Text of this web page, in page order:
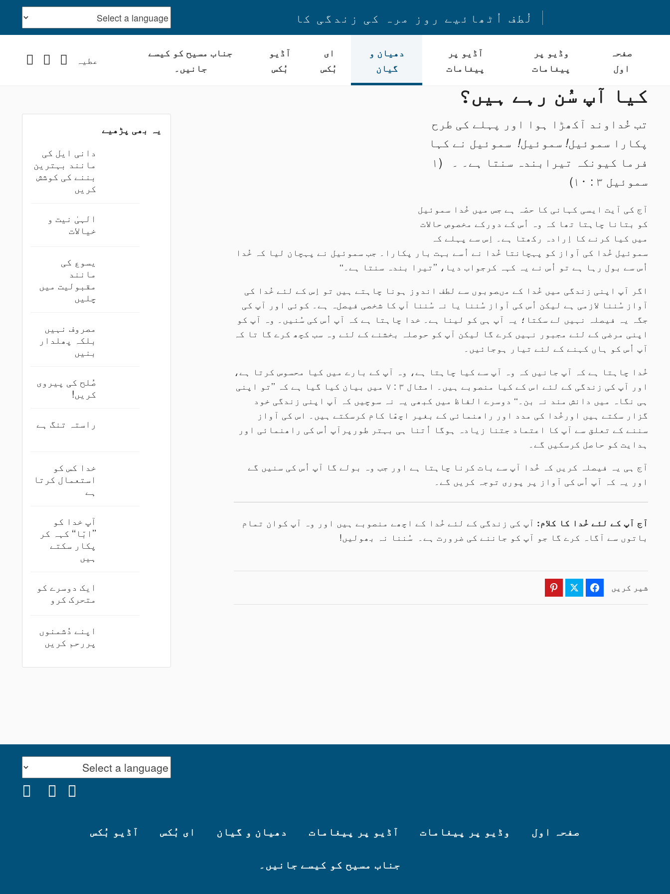
لُطف اُٹھائیے روز مرہ کی زندگی کا
صفحہ
اول
وڈیو پر
پیغامات
آڈیو پر
پیغامات
دھیان و
گیان
ای
بُکس
آڈیو
بُکس
جناب مسیح کو کیسے
جانیں۔
عطیہ Facebook
YouTube
کیا آپ سُن رہے ہیں؟
تب خُداوند آکھڑا ہوا اور پہلے کی طرح
پکارا سموئیل! سموئیل! سموئیل نے کہا
فرما کیونکہ تیرابندہ سنتا ہے۔ ۔ (۱
سموئیل ۳ : ۱۰)
آج کی آیت ایسی کہانی کا حصّہ ہے جس میں خُدا سموئیل
کو بتانا چاہتا تھا کہ وہ اُس کے دورکے مخصوص حالات
میں کیا کرنے کا اِرادہ رکھتا ہے۔ اِس سے پہلے کہ
سموئیل خُدا کی آواز کو پہچانتا خُدا نے اُسے بہت بار پکارا۔ جب سموئیل نے پہچان لیا کہ خُدا
اُس سے بول رہا ہے تو اُس نے یہ کہہ کرجواب دیا، ’’تیرا بندہ سنتا ہے۔‘‘
اگر آپ اپنی زندگی میں خُدا کے مںصوبوں سے لطف اندوز ہونا چاہتے ہیں تو اِس کے لئے خُدا کی
آواز سُننا لازمی ہے لیکن اُس کی آواز سُننا یا نہ سُننا آپ کا شخصی فیصلہ ہے۔ کوئی اور آپ کی
جگہ یہ فیصلہ نہیں لے سکتا؛ یہ آپ ہی کو لینا ہے۔ خدا چاہتا ہے کہ آپ اُس کی سُنیں۔ وہ آپ کو
اپنی مرضی کے لئے مجبور نہیں کرے گا لیکن آپ کو حوصلہ بخشنے کے لئے وہ سب کچھ کرے گا تا کہ
آپ اُس کو ہاں کہنے کے لئے تیار ہوجائیں۔
خُدا چاہتا ہے کہ آپ جانیں کہ وہ آپ سے کیا چاہتا ہے، وہ آپ کے بارے میں کیا محسوس کرتا ہے،
اور آپ کی زندگی کے لئے اس کے کیا منصوبے ہیں۔ امثال ۳ : ۷ میں بیان کیا گیا ہے کہ ’’تو اپنی
ہی نگاہ میں دانش مند نہ بن۔‘‘ دوسرے الفاظ میں کبھی یہ نہ سوچیں کہ آپ اپنی زندگی خود
گزار سکتے ہیں اورخُدا کی مدد اور راھنمائی کے بغیر اچھّا کام کرسکتے ہیں۔ اس کی آواز
سننے کے تعلق سے آپ کا اعتماد جتنا زیادہ ہوگا اُتنا ہی بہتر طورپرآپ اُس کی راھنمائی اور
ہدایت کو حاصل کرسکیں گے۔
آج ہی یہ فیصلہ کریں کہ خُدا آپ سے بات کرنا چاہتا ہے اور جب وہ بولے گا آپ اُس کی سنیں گے
اور یہ کہ آپ اُس کی آواز پر پوری توجہ کریں گے۔
آج آپ کے لئے خُدا کا کلام: آپ کی زندگی کے لئے خُدا کے اچھے منصوبے ہیں اور وہ آپ کوان تمام
باتوں سے آگاہ کرے گا جو آپ کو جاننے کی ضرورت ہے۔ سُننا نہ بھولیں!
شیر کریں Facebook
Twitter
یہ بھی پڑھیے
دانی ایل کی
مانند بہترین
بننے کی کوشش
کریں
الہیٰ نیت و
خیالات
یسوع کی
مانند
مقبولیت میں
چلیں
مصروف نہیں
بلکہ پھلدار
بنیں
صُلح کی پیروی
کریں!
راستہ تنگ ہے
خدا کس کو
استعمال کرتا
ہے
آپ خدا کو
’’ابّا‘‘ کہہ کر
پکار سکتے
ہیں
ایک دوسرے کو
متحرک کرو
اپنے دُشمنوں
پررحم کریں
صفحہ اول وڈیو پر پیغامات آڈیو پر پیغامات دھیان و گیان ای بُکس آڈیو بُکس
جناب مسیح کو کیسے جانیں۔